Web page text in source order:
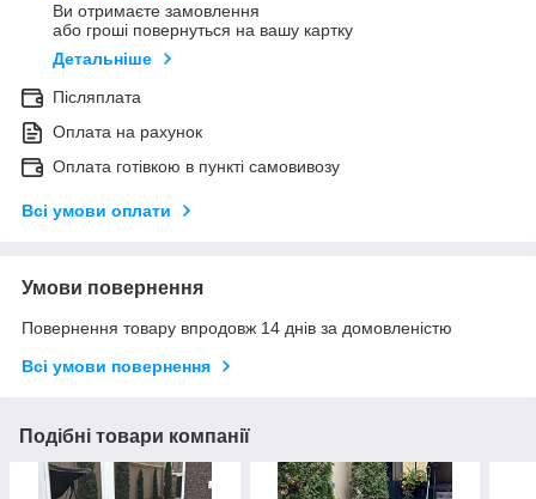
Ви отримаєте замовлення
або гроші повернуться на вашу картку
Детальніше
Післяплата
Оплата на рахунок
Оплата готівкою в пункті самовивозу
Всі умови оплати
Умови повернення
Повернення товару впродовж 14 днів за домовленістю
Всі умови повернення
Подібні товари компанії